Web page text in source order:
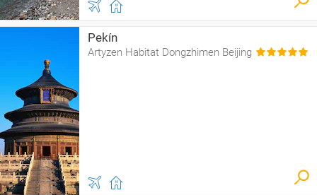
Pekín
Artyzen Habitat Dongzhimen Beijing